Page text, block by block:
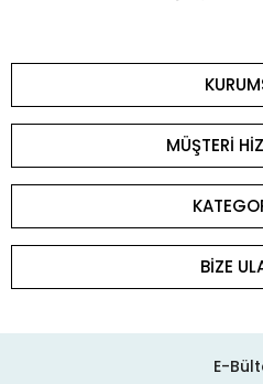
MÜŞTERİ
BİZE
E-